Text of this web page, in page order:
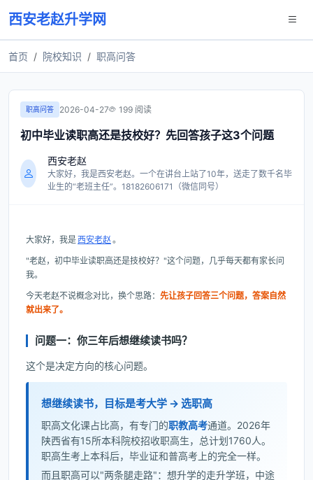
西安老赵升学网
首页 院校知识 职高问答
职高问答 2026-04-27 199 阅读
初中毕业读职高还是技校好？先回答孩子这3个问题
西安老赵
大家好，我是西安老赵。一个在讲台上站了10年，送走了数千名毕
业生的“老班主任”。18182606171（微信同号）
大家好，我是西安老赵 。
"老赵，初中毕业读职高还是技校好？"这个问题，几乎每天都有家长问
我。
今天老赵不说概念对比，换个思路： 先让孩子回答三个问题，答案自然
就出来了。
问题一：你三年后想继续读书吗？
这个是决定方向的核心问题。
想继续读书，目标是考大学 → 选职高
职高文化课占比高，有专门的职教高考通道。2026年
陕西省有15所本科院校招收职高生，总计划1760人。
职高生考上本科后，毕业证和普高考上的完全一样。
而且职高可以"两条腿走路"：想升学的走升学班，中途